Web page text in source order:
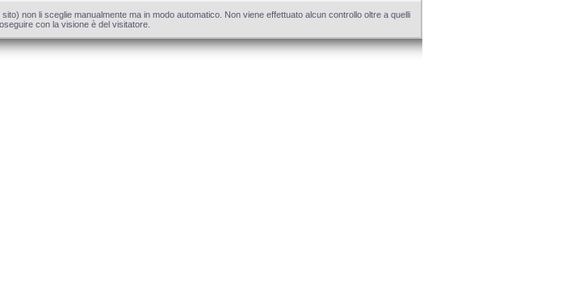
non li sceglie manualmente ma in modo automatico. Non viene effettuato alcun controllo oltre a quelli
con la visione è del visitatore.